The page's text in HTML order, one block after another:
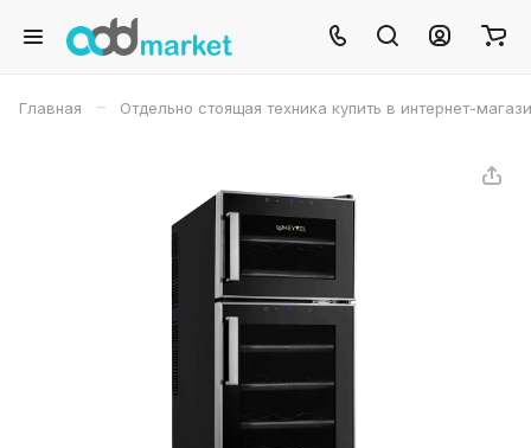
Главная – Отдельно стоящая техника купить в интернет-